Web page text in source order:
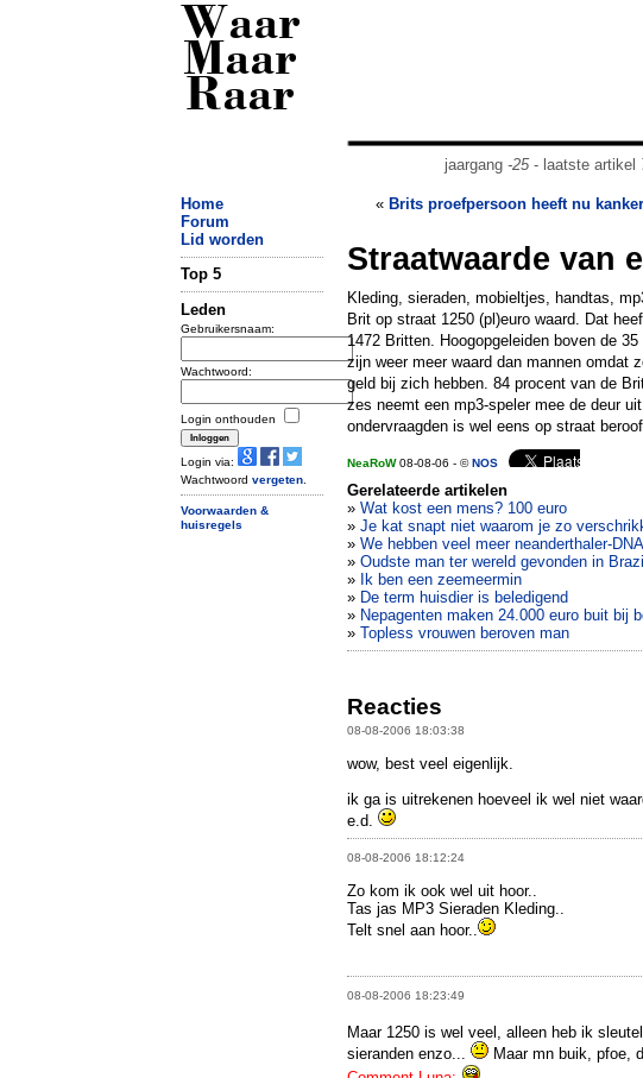
Waar
Maar
Raar
jaargang -25- laatste artikel
Home
Forum
Lid worden
Top 5
Leden
Gebruikersnaam:
Wachtwoord:
Login onthouden
Login via:
Wachtwoord vergeten
Voorwaarden &
huisregels
« Brits proefpersoon heeft nu kanker
Straatwaarde van
Kleding, sieraden, mobieltjes, handtas,
Brit op straat 1250 (pl)euro waard. Dat
1472 Britten. Hoogopgeleiden boven de
zijn weer meer waard dan mannen omdat
geld bij zich hebben. 84 procent van de
zes neemt een mp3-speler mee de deur
ondervraagden is wel eens op straat
NeaRoW08-08-06 - ©NOS
Gerelateerde artikelen
» Wat kost een mens? 100 euro
» Je kat snapt niet waarom je zo
» We hebben veel meer neanderthaler-
» Oudste man ter wereld gevonden in
»
Ik ben een zeemeermin
» De term huisdier is beledigend
» Nepagenten maken 24.000 euro buit bij
» Topless vrouwen beroven man
Reacties
08-08-2006 18:03:38
wow, best veel eigenlijk.
ik ga is uitrekenen hoeveel ik wel niet
e.d.
08-08-2006 18:12:24
Zo kom ik ook wel uit hoor..
Tas jas MP3 Sieraden Kleding..
Telt snel aan hoor..
08-08-2006 18:23:49
Maar 1250 is wel veel, alleen heb ik
sieranden enzo...
Maar mn buik, pfoe,